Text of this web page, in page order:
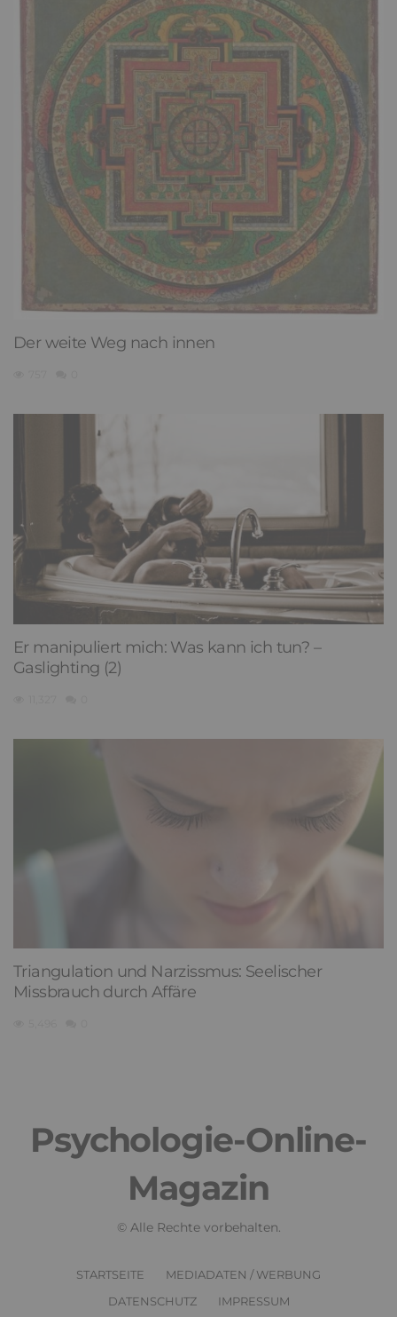
Der weite Weg nach innen
Er manipuliert mich: Was kann ich tun? –
Gaslighting (2)
Triangulation und Narzissmus: Seelischer
Missbrauch durch Affäre
Psychologie-Online-
Magazin
© Alle Rechte vorbehalten.
STARTSEITE
MEDIADATEN / WERBUNG
DATENSCHUTZ
IMPRESSUM